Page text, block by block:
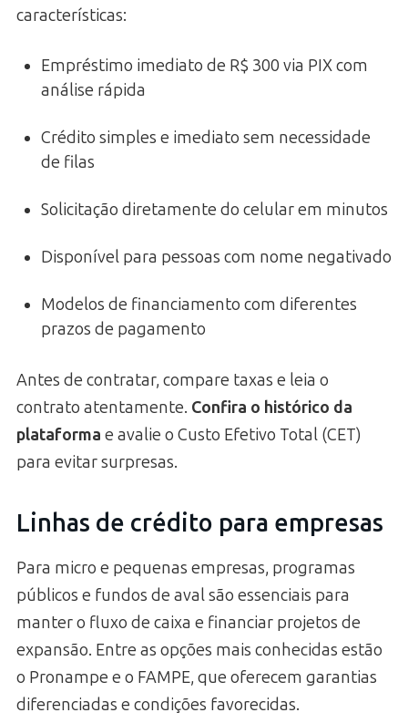
características:
Empréstimo imediato de R$ 300 via PIX com
análise rápida
Crédito simples e imediato sem necessidade
de filas
Solicitação diretamente do celular em minutos
Disponível para pessoas com nome negativado
Modelos de financiamento com diferentes
prazos de pagamento
Antes de contratar, compare taxas e leia o
contrato atentamente. Confira o histórico da
plataforma e avalie o Custo Efetivo Total (CET)
para evitar surpresas.
Linhas de crédito para empresas
Para micro e pequenas empresas, programas
públicos e fundos de aval são essenciais para
manter o fluxo de caixa e financiar projetos de
expansão. Entre as opções mais conhecidas estão
o Pronampe e o FAMPE, que oferecem garantias
diferenciadas e condições favorecidas.